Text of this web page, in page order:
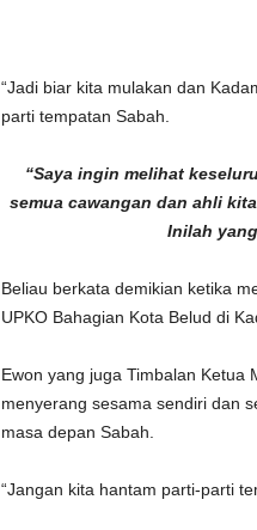
“Jadi biar kita mulakan dan
parti tempatan Sabah.
“Saya ingin melihat
semua cawangan dan ahli
Inilah
Beliau berkata demikian ketika
UPKO Bahagian Kota Belud di
Ewon yang juga Timbalan Ketua
menyerang sesama sendiri dan
masa depan Sabah.
“Jangan kita hantam parti-parti